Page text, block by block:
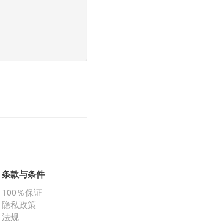
条款与条件
100％保证
隐私政策
法规